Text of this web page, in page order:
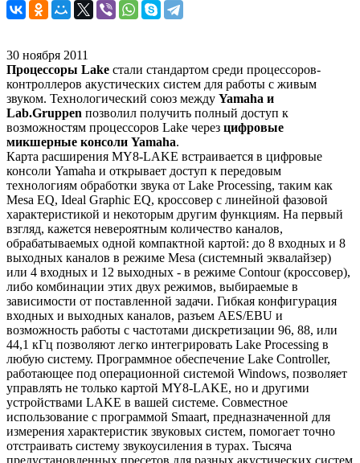
30 ноября 2011
Процессоры Lake стали стандартом среди процессоров-
контроллеров акустических систем для работы с живым
звуком. Технологический союз между Yamaha и
Lab.Gruppen позволил получить полный доступ к
возможностям процессоров Lake через цифровые
микшерные консоли Yamaha.
Карта расширения MY8-LAKE встраивается в цифровые
консоли Yamaha и открывает доступ к передовым
технологиям обработки звука от Lake Processing, таким как
Mesa EQ, Ideal Graphic EQ, кроссовер с линейной фазовой
характеристикой и некоторым другим функциям. На первый
взгляд, кажется невероятным количество каналов,
обрабатываемых одной компактной картой: до 8 входных и 8
выходных каналов в режиме Mesa (системный эквалайзер)
или 4 входных и 12 выходных - в режиме Contour (кроссовер),
либо комбинации этих двух режимов, выбираемые в
зависимости от поставленной задачи. Гибкая конфигурация
входных и выходных каналов, разъем AES/EBU и
возможность работы с частотами дискретизации 96, 88, или
44,1 кГц позволяют легко интегрировать Lake Processing в
любую систему. Программное обеспечение Lake Controller,
работающее под операционной системой Windows, позволяет
управлять не только картой MY8-LAKE, но и другими
устройствами LAKE в вашей системе. Совместное
использование с программой Smaart, предназначенной для
измерения характеристик звуковых систем, помогает точно
отстраивать систему звукоусиления в турах. Тысяча
предустановленных пресетов для разных акустических систем